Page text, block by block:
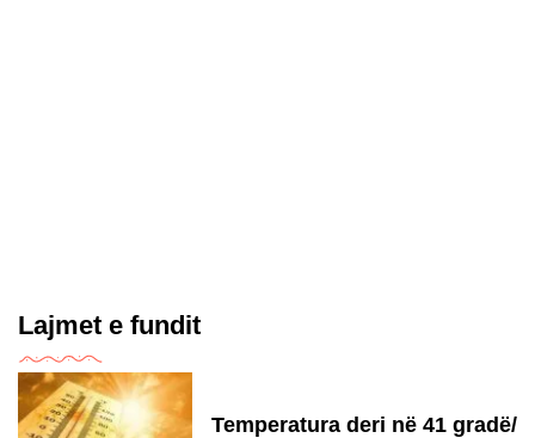
Lajmet e fundit
Temperatura deri në 41 gradë/